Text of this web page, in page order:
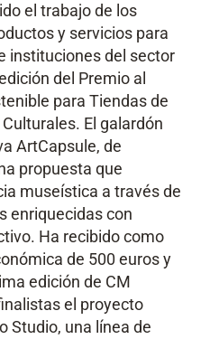
el trabajo de los
y servicios para
instituciones del sector
del Premio al
para Tiendas de
El galardón
ArtCapsule, de
propuesta que
museística a través de
enriquecidas con
Ha recibido como
de 500 euros y
edición de CM
el proyecto
Studio, una línea de